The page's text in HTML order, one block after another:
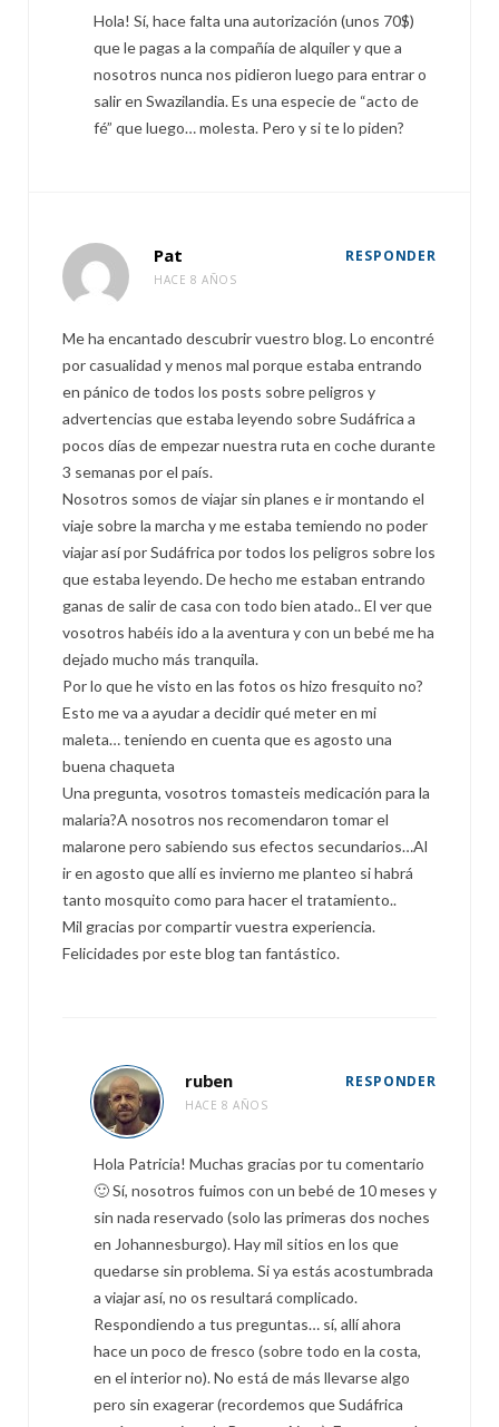
Hola! Sí, hace falta una autorización (unos 70$)
que le pagas a la compañía de alquiler y que a
nosotros nunca nos pidieron luego para entrar o
salir en Swazilandia. Es una especie de “acto de
fé” que luego… molesta. Pero y si te lo piden?
Pat
HACE 8 AÑOS
RESPONDER
Me ha encantado descubrir vuestro blog. Lo encontré
por casualidad y menos mal porque estaba entrando
en pánico de todos los posts sobre peligros y
advertencias que estaba leyendo sobre Sudáfrica a
pocos días de empezar nuestra ruta en coche durante
3 semanas por el país.
Nosotros somos de viajar sin planes e ir montando el
viaje sobre la marcha y me estaba temiendo no poder
viajar así por Sudáfrica por todos los peligros sobre los
que estaba leyendo. De hecho me estaban entrando
ganas de salir de casa con todo bien atado.. El ver que
vosotros habéis ido a la aventura y con un bebé me ha
dejado mucho más tranquila.
Por lo que he visto en las fotos os hizo fresquito no?
Esto me va a ayudar a decidir qué meter en mi
maleta… teniendo en cuenta que es agosto una
buena chaqueta
Una pregunta, vosotros tomasteis medicación para la
malaria?A nosotros nos recomendaron tomar el
malarone pero sabiendo sus efectos secundarios…Al
ir en agosto que allí es invierno me planteo si habrá
tanto mosquito como para hacer el tratamiento..
Mil gracias por compartir vuestra experiencia.
Felicidades por este blog tan fantástico.
ruben
HACE 8 AÑOS
RESPONDER
Hola Patricia! Muchas gracias por tu comentario
🙂 Sí, nosotros fuimos con un bebé de 10 meses y
sin nada reservado (solo las primeras dos noches
en Johannesburgo). Hay mil sitios en los que
quedarse sin problema. Si ya estás acostumbrada
a viajar así, no os resultará complicado.
Respondiendo a tus preguntas… sí, allí ahora
hace un poco de fresco (sobre todo en la costa,
en el interior no). No está de más llevarse algo
pero sin exagerar (recordemos que Sudáfrica